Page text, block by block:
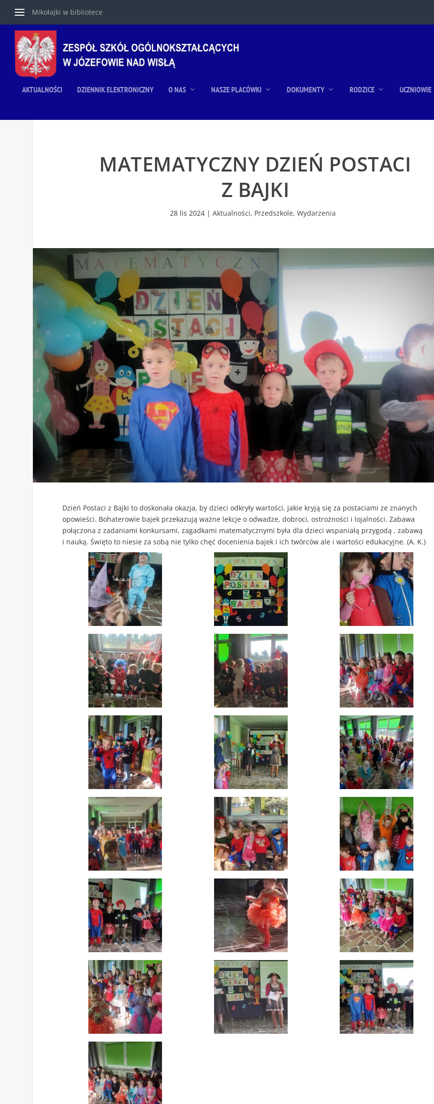
Mikołajki w bibliotece
AKTUALNOŚCI DZIENNIK ELEKTRONICZNY O NAS NASZE PLACÓWKI DOKUMENTY RODZICE UCZNIOWIE
MATEMATYCZNY DZIEŃ POSTACI
Z BAJKI
28 lis 2024| Aktualności, Przedszkole, Wydarzenia
Dzień Postaci z Bajki to doskonała okazja, by dzieci odkryły wartości, jakie kryją się za postaciami ze znanych
opowieści. Bohaterowie bajek przekazują ważne lekcje o odwadze, dobroci, ostrożności i lojalności. Zabawa
połączona z zadaniami konkursami, zagadkami matematycznymi była dla dzieci wspaniałą przygodą , zabawą
i nauką. Święto to niesie za sobą nie tylko chęć docenienia bajek i ich twórców ale i wartości edukacyjne. (A. K.)